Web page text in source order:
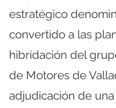
estratégico
convertido a las
hibridación del
de Motores de
adjudicación de